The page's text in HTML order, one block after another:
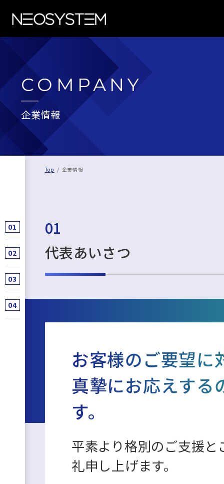
COMPANY
企業情報
Top 企業情報
01
代表あいさつ
お客様のご要望に
真摯にお応えする
す。
平素より格別のご支援
礼申し上げます。